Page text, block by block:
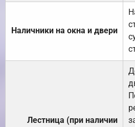
Наличники на окна и двери
Лестница (при наличии